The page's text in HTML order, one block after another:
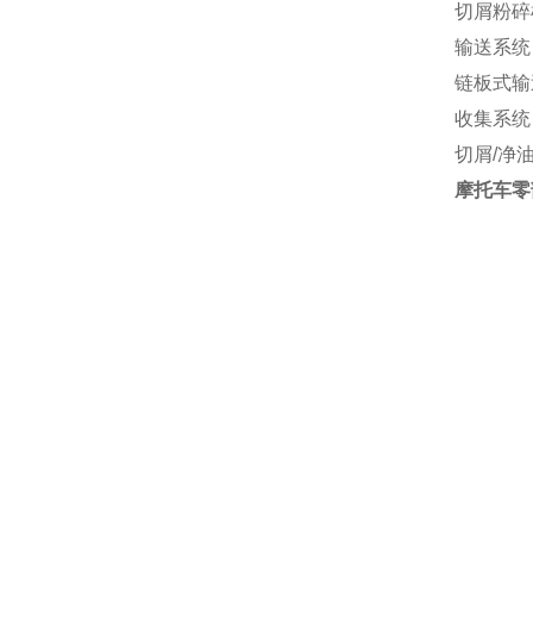
切屑粉
输送系统
链板式
收集系统
切屑/净
摩托车